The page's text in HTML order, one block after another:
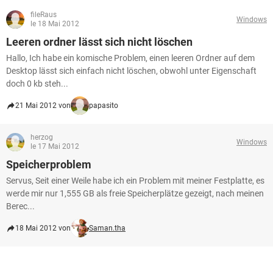
fileRaus
le 18 Mai 2012
Windows
Leeren ordner lässt sich nicht löschen
Hallo, Ich habe ein komische Problem, einen leeren Ordner auf dem
Desktop lässt sich einfach nicht löschen, obwohl unter Eigenschaft
doch 0 kb steh...
21 Mai 2012 von papasito
herzog
le 17 Mai 2012
Windows
Speicherproblem
Servus, Seit einer Weile habe ich ein Problem mit meiner Festplatte, es
werde mir nur 1,555 GB als freie Speicherplätze gezeigt, nach meinen
Berec...
18 Mai 2012 von Saman.tha